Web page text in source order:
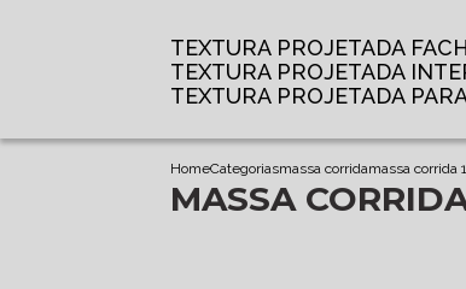
TEXTURA PROJETADA
TEXTURA PROJETADA
TEXTURA PROJETADA
HomeCategoriasmassa corridamassa corrida
MASSA